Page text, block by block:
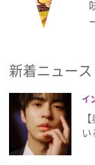
フィルム
ランキング
Emo!miuとは？
新着ニュース
イ